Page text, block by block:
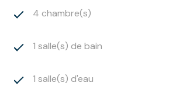
Cheminée avec insert
Gaz de ville
Une maison agréable à vivre,
confort et de sérénité à Vitrolles.
4 chambre(s)
1 salle(s) de bain
1 salle(s) d'eau